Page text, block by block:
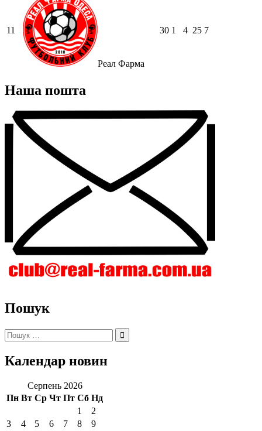
11
Реал Фарма
30 1 4 25 7
Наша пошта
Пошук
Пошук:
Календар новин
Серпень 2026
Пн Вт Ср Чт Пт Сб Нд
1
2
3
4 5 6 7 8
9